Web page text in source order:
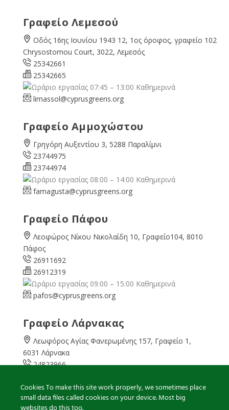
Γραφείο Λεμεσού
Οδός 16ης Ιουνίου 1943 12, 1ος όροφος, γραφείο 102
Chrysostomou Court, 3022, Λεμεσός
25342661
25342665
07:45 – 13:00 Καθημερινά
limassol@cyprusgreens.org
Γραφείο Αμμοχώστου
Γρηγόρη Αυξεντίου 3, 5288 Παραλίμνι
23744975
23744974
08:00 – 14:00 Καθημερινά
famagusta@cyprusgreens.org
Γραφείο Πάφου
Λεοφώρος Νίκου Νικολαίδη 10, Γραφείο104, 8010
Πάφος
26911692
26912319
09:00 – 15:00 Καθημερινά
pafos@cyprusgreens.org
Γραφείο Λάρνακας
Λεωφόρος Αγίας Φανερωμένης 157, Γραφείο 1,
6031 Λάρνακα
24823966
08:00 – 16:00 Καθημερινά
larnaka@cyprusgreens.org
Cookies To make this site work properly, we sometimes place
small data files called cookies on your device. Most big